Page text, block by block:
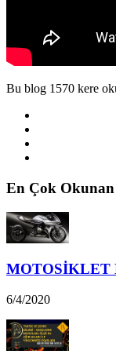
Bu blog 1570 kere
En Çok Okunan
6/4/2020